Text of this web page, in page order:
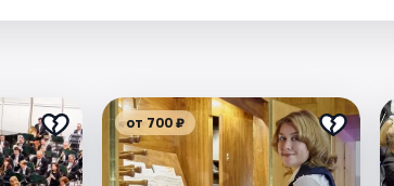
от 700 ₽